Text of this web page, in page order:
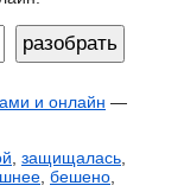
и онлайн —
защищалась
бешено